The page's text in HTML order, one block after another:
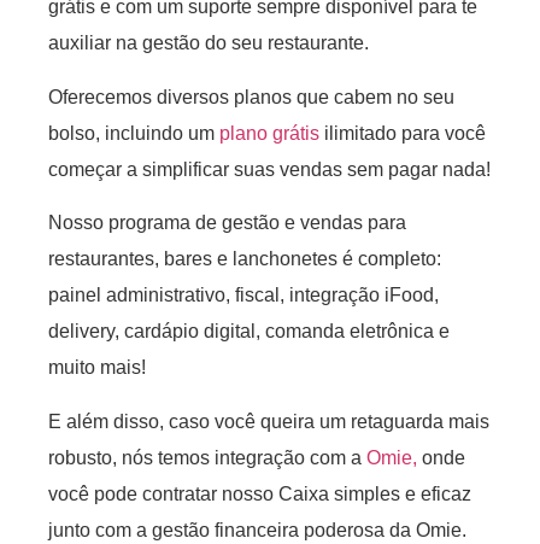
grátis e com um suporte sempre disponível para te
auxiliar na gestão do seu restaurante.
Oferecemos diversos planos que cabem no seu
bolso, incluindo um plano grátis ilimitado para você
começar a simplificar suas vendas sem pagar nada!
Nosso programa de gestão e vendas para
restaurantes, bares e lanchonetes é completo:
painel administrativo, fiscal, integração iFood,
delivery, cardápio digital, comanda eletrônica e
muito mais!
E além disso, caso você queira um retaguarda mais
robusto, nós temos integração com a Omie, onde
você pode contratar nosso Caixa simples e eficaz
junto com a gestão financeira poderosa da Omie.